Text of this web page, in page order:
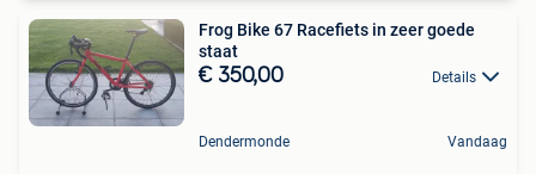
Frog Bike 67 Racefiets in zeer goede
staat
€ 350,00 Details
Dendermonde Vandaag